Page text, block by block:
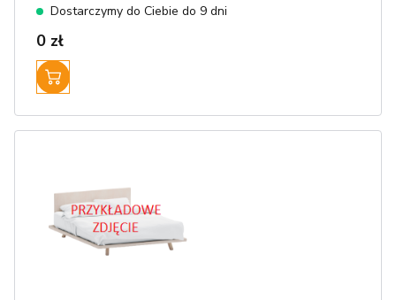
Dostarczymy do Ciebie do 9 dni
0 zł